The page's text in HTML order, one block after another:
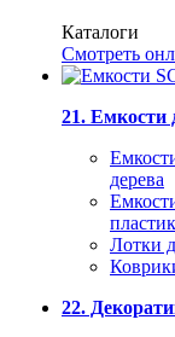
Каталоги
Смотреть
21. Емкости
дерева
Лотки
22.